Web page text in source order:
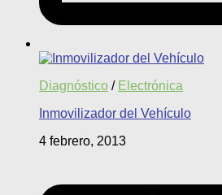
Diagnóstico / Electrónica
Inmovilizador del Vehículo
4 febrero, 2013